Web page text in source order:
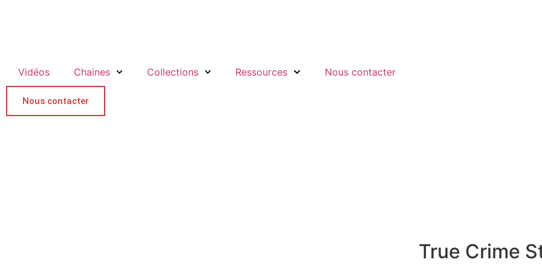
Vidéos Chaines Collections Ressources Nous contacter
Nous contacter
True Crime